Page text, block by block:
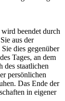
beendet durch
aus der
dies gegenüber
Tages, an dem
staatlichen
persönlichen
Das Ende der
in eigener